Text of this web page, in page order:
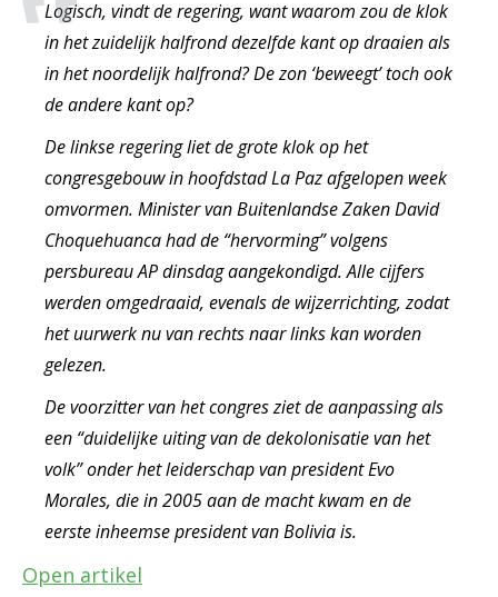
Logisch, vindt de regering, want waarom zou de klok
in het zuidelijk halfrond dezelfde kant op draaien als
in het noordelijk halfrond? De zon ‘beweegt’ toch ook
de andere kant op?
De linkse regering liet de grote klok op het
congresgebouw in hoofdstad La Paz afgelopen week
omvormen. Minister van Buitenlandse Zaken David
Choquehuanca had de “hervorming” volgens
persbureau AP dinsdag aangekondigd. Alle cijfers
werden omgedraaid, evenals de wijzerrichting, zodat
het uurwerk nu van rechts naar links kan worden
gelezen.
De voorzitter van het congres ziet de aanpassing als
een “duidelijke uiting van de dekolonisatie van het
volk” onder het leiderschap van president Evo
Morales, die in 2005 aan de macht kwam en de
eerste inheemse president van Bolivia is.
Open artikel